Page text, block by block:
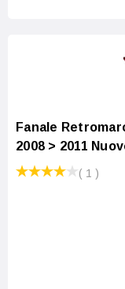
Fanale
2008 > 2011
( 1 )